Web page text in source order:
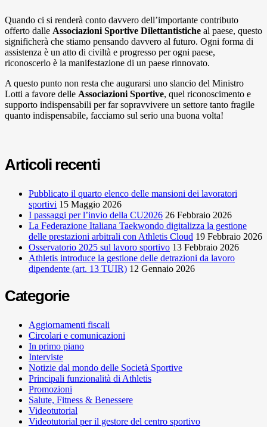
Quando ci si renderà conto davvero dell’importante contributo
offerto dalle Associazioni Sportive Dilettantistiche al paese, questo
significherà che stiamo pensando davvero al futuro. Ogni forma di
assistenza è un atto di civiltà e progresso per ogni paese,
riconoscerlo è la manifestazione di un paese rinnovato.
A questo punto non resta che augurarsi uno slancio del Ministro
Lotti a favore delle Associazioni Sportive, quel riconoscimento e
supporto indispensabili per far sopravvivere un settore tanto fragile
quanto indispensabile, facciamo sul serio una buona volta!
Articoli recenti
Pubblicato il quarto elenco delle mansioni dei lavoratori
sportivi 15 Maggio 2026
I passaggi per l’invio della CU2026 26 Febbraio 2026
La Federazione Italiana Taekwondo digitalizza la gestione
delle prestazioni arbitrali con Athletis Cloud 19 Febbraio 2026
Osservatorio 2025 sul lavoro sportivo 13 Febbraio 2026
Athletis introduce la gestione delle detrazioni da lavoro
dipendente (art. 13 TUIR) 12 Gennaio 2026
Categorie
Aggiornamenti fiscali
Circolari e comunicazioni
In primo piano
Interviste
Notizie dal mondo delle Società Sportive
Principali funzionalità di Athletis
Promozioni
Salute, Fitness & Benessere
Videotutorial
Videotutorial per il gestore del centro sportivo